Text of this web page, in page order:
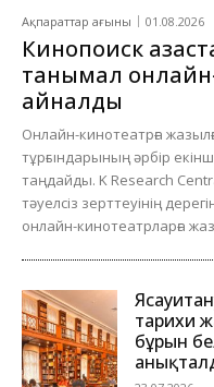
Ақпараттар ағыны 01.08.2026
Кинопоиск
танымал
айналды
Онлайн-кинотеатрға
тұрғындарының әрбір
таңдайды. K Research
тәуелсіз зерттеуінің
онлайн-кинотеатрларға
тарихи
бұрын